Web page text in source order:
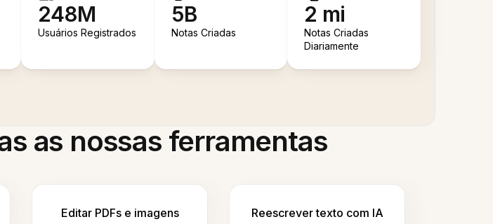
248M
Usuários Registrados
5B
Notas Criadas
2 mi
Notas Criadas
Diariamente
as nossas ferramentas
Editar PDFs e imagens Reescrever texto com IA